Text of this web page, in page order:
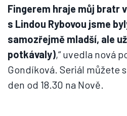
Fingerem hraje můj bratr
s Lindou Rybovou jsme
samozřejmě mladší, ale
potkávaly),“ uvedla nová
Gondíková. Seriál můžete
den od 18.30 na Nově.